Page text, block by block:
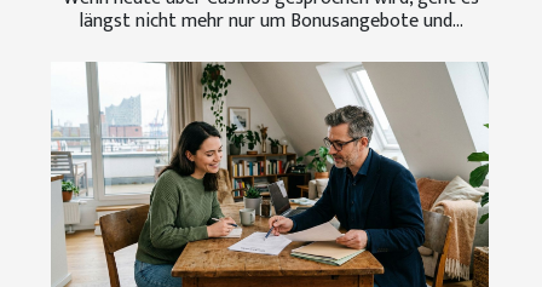
längst nicht mehr nur um Bonusangebote und...